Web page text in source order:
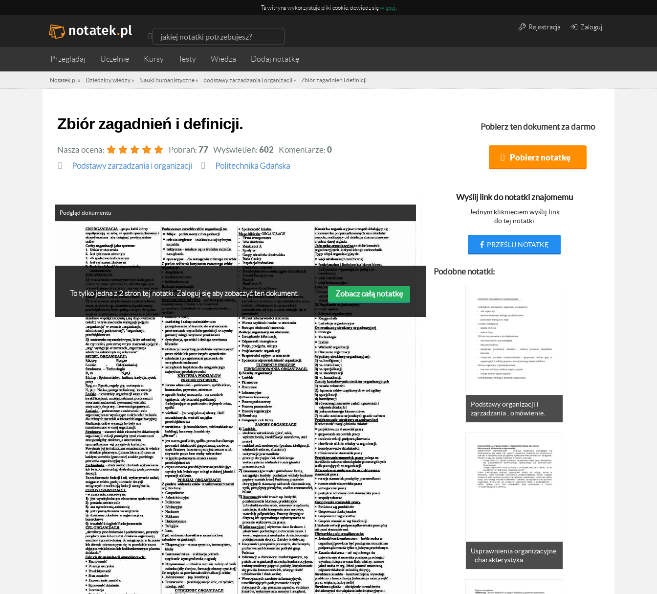
Ta witryna wykorzystuje pliki cookie, dowiedz sięwięcej
Rejestracja Zaloguj
Przeglądaj Uczelnie Kursy Testy Wiedza
Notatek.pl » Dziedziny wiedzy » Nauki humanistyczne » podstawy zarzadzania i organizacji » Zbiór zagadnień i definicji.
Zbiór zagadnień i definicji.
Nasza ocena: Pobrań: 77 Wyświetleń: 602 Komentarze: 0
podstawy zarzadzania i organizacji Politechnika Gdańska
Pobierz ten dokument za darmo
Pobierz notatkę
To tylko jedna z 2 stron tej notatki. Zaloguj się aby zobaczyć ten dokument. Zobacz całą notatkę
Podgląd dokumentu
Wyślij link do notatki znajomemu
Jednym kliknięciem wyślij link
do tej notatki
PRZEŚLIJ NOTATKĘ
Podobne notatki:
Podstawy organizacji i
ząrzadzania , omówienie.
Usprawnienia organizacyjne
- charakterystyka